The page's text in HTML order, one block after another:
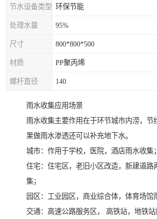
节水设备类型 环保节能
处理水量 95%
尺寸 800*800*500
材质 PP聚丙烯
螺杆直径 140
雨水收集应用场景
雨水收集主要作用在于环节城市内涝，节
果做雨水渗透还可以补充地下水。
城市：作用于学校，医院，酒店雨水收集；
住宅：住宅区，老旧小区改造，新建道路
集；
园区：工业园区，商业综合体，体育场馆
交通：高速公路服务区， 高铁站，地铁站